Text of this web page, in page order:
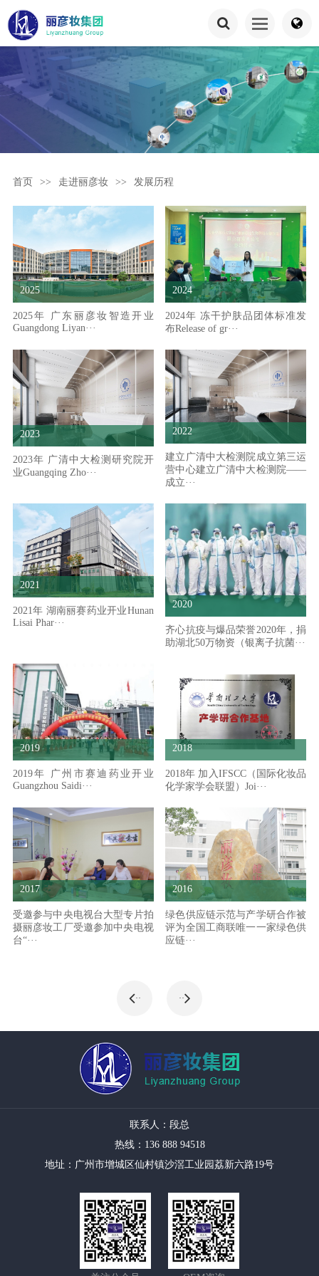
首页 >> 走进丽彦妆 >> 发展历程
2025
2025年 广东丽彦妆智造开业
Guangdong Liyan···
2024
2024年 冻干护肤品团体标准发
布Release of gr···
2023
2023年 广清中大检测研究院开
业Guangqing Zho···
2022
建立广清中大检测院成立第三运
营中心建立广清中大检测院——
成立···
2021
2021年 湖南丽赛药业开业Hunan
Lisai Phar···
2020
齐心抗疫与爆品荣誉2020年，捐
助湖北50万物资（银离子抗菌···
2019
2019年 广州市赛迪药业开业
Guangzhou Saidi···
2018
2018年 加入IFSCC（国际化妆品
化学家学会联盟）Joi···
2017
受邀参与中央电视台大型专片拍
摄丽彦妆工厂受邀参加中央电视
台“···
2016
绿色供应链示范与产学研合作被
评为全国工商联唯一一家绿色供
应链···
·· ··
联系人：段总
热线：136 888 94518
地址：广州市增城区仙村镇沙滘工业园荔新六路19号